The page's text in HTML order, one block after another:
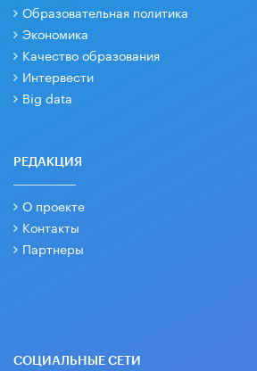
Образовательная политика
Экономика
Качество образования
Интервести
Big data
РЕДАКЦИЯ
О проекте
Контакты
Партнеры
СОЦИАЛЬНЫЕ СЕТИ